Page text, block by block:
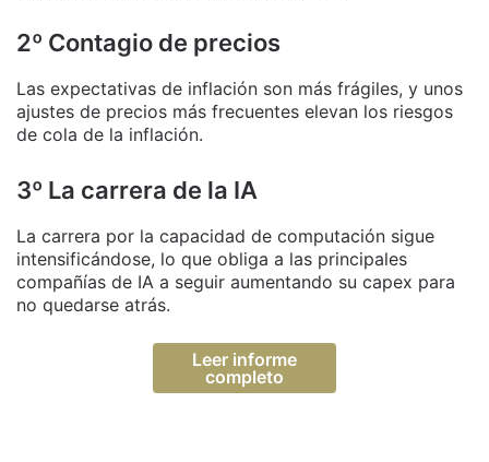
2º Contagio de precios
Las expectativas de inflación son más frágiles, y unos
ajustes de precios más frecuentes elevan los riesgos
de cola de la inflación.
3º La carrera de la IA
La carrera por la capacidad de computación sigue
intensificándose, lo que obliga a las principales
compañías de IA a seguir aumentando su capex para
no quedarse atrás.
Leer informe
completo